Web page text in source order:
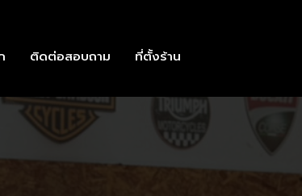
ติดต่อสอบถาม ที่ตั้งร้าน